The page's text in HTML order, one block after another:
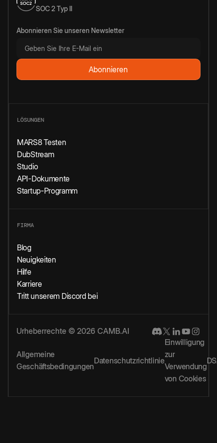
SOC 2 Typ II
Abonnieren Sie unseren Newsletter
LÖSUNGEN
MARS8 Testen
DubStream
Studio
API-Dokumente
Startup-Programm
FIRMA
Blog
Neuigkeiten
Hilfe
Karriere
Tritt unserem Discord bei
Urheberrechte © 2026 CAMB.AI
Allgemeine
Geschäftsbedingungen
Datenschutzrichtlinie
Einwilligung
zur
Verwendung
von Cookies